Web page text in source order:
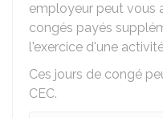
employeur peut vous
congés payés
l'exercice d'une
Ces jours de congé
CEC.